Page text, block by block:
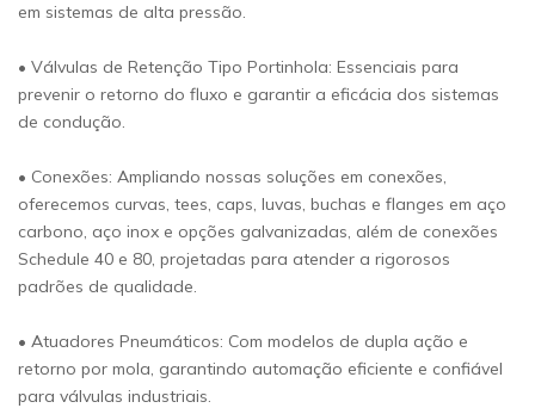
em sistemas de alta pressão.
• Válvulas de Retenção Tipo Portinhola: Essenciais para
prevenir o retorno do fluxo e garantir a eficácia dos sistemas
de condução.
• Conexões: Ampliando nossas soluções em conexões,
oferecemos curvas, tees, caps, luvas, buchas e flanges em aço
carbono, aço inox e opções galvanizadas, além de conexões
Schedule 40 e 80, projetadas para atender a rigorosos
padrões de qualidade.
• Atuadores Pneumáticos: Com modelos de dupla ação e
retorno por mola, garantindo automação eficiente e confiável
para válvulas industriais.